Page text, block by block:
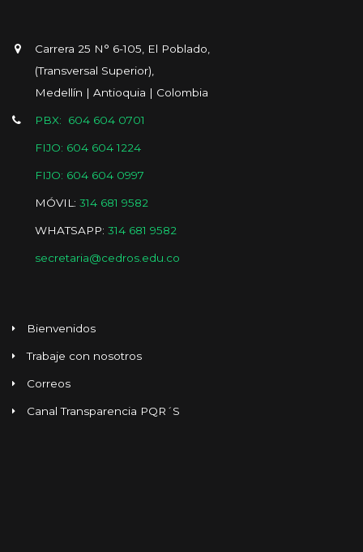
Carrera 25 N° 6-105, El Poblado,
(Transversal Superior),
Medellín | Antioquia | Colombia
PBX: 604 604 0701
FIJO: 604 604 1224
FIJO: 604 604 0997
MÓVIL: 314 681 9582
WHATSAPP: 314 681 9582
secretaria@cedros.edu.co
Bienvenidos
Trabaje con nosotros
Correos
Canal Transparencia PQR´S